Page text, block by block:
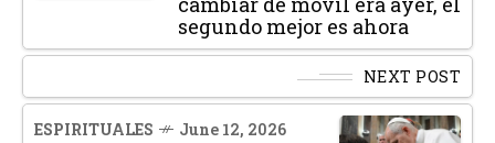
segundo mejor es ahora
NEXT POST
ESPIRITUALES June 12, 2026